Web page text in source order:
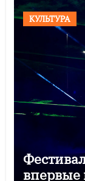
КУЛЬТУРА
впервые